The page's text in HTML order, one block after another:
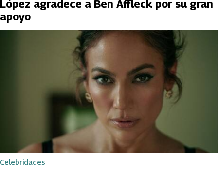
López agradece a Ben Affleck por su gran
apoyo
Celebridades